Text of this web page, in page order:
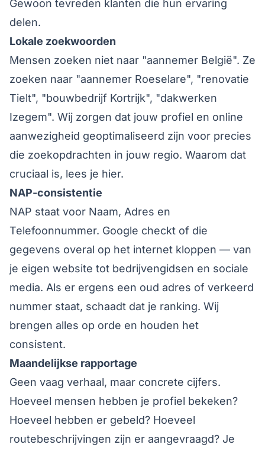
Gewoon tevreden klanten die hun ervaring
delen.
Lokale zoekwoorden
Mensen zoeken niet naar "aannemer België". Ze
zoeken naar "aannemer Roeselare", "renovatie
Tielt", "bouwbedrijf Kortrijk", "dakwerken
Izegem". Wij zorgen dat jouw profiel en online
aanwezigheid geoptimaliseerd zijn voor precies
die zoekopdrachten in jouw regio. Waarom dat
cruciaal is, lees je hier.
NAP-consistentie
NAP staat voor Naam, Adres en
Telefoonnummer. Google checkt of die
gegevens overal op het internet kloppen — van
je eigen website tot bedrijvengidsen en sociale
media. Als er ergens een oud adres of verkeerd
nummer staat, schaadt dat je ranking. Wij
brengen alles op orde en houden het
consistent.
Maandelijkse rapportage
Geen vaag verhaal, maar concrete cijfers.
Hoeveel mensen hebben je profiel bekeken?
Hoeveel hebben er gebeld? Hoeveel
routebeschrijvingen zijn er aangevraagd? Je